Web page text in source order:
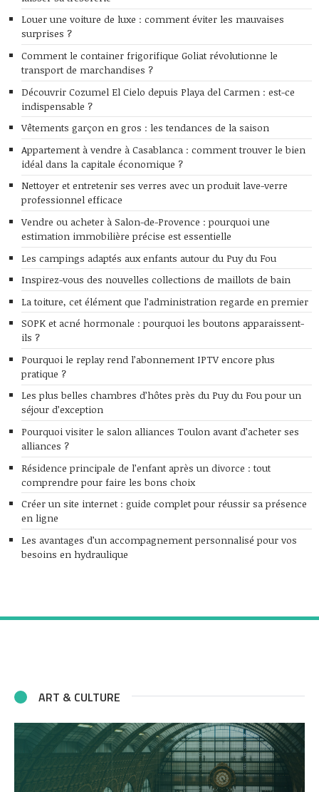
Louer une voiture de luxe : comment éviter les mauvaises
surprises ?
Comment le container frigorifique Goliat révolutionne le
transport de marchandises ?
Découvrir Cozumel El Cielo depuis Playa del Carmen : est-ce
indispensable ?
Vêtements garçon en gros : les tendances de la saison
Appartement à vendre à Casablanca : comment trouver le bien
idéal dans la capitale économique ?
Nettoyer et entretenir ses verres avec un produit lave-verre
professionnel efficace
Vendre ou acheter à Salon-de-Provence : pourquoi une
estimation immobilière précise est essentielle
Les campings adaptés aux enfants autour du Puy du Fou
Inspirez-vous des nouvelles collections de maillots de bain
La toiture, cet élément que l’administration regarde en premier
SOPK et acné hormonale : pourquoi les boutons apparaissent-
ils ?
Pourquoi le replay rend l’abonnement IPTV encore plus
pratique ?
Les plus belles chambres d’hôtes près du Puy du Fou pour un
séjour d’exception
Pourquoi visiter le salon alliances Toulon avant d’acheter ses
alliances ?
Résidence principale de l’enfant après un divorce : tout
comprendre pour faire les bons choix
Créer un site internet : guide complet pour réussir sa présence
en ligne
Les avantages d’un accompagnement personnalisé pour vos
besoins en hydraulique
ART & CULTURE